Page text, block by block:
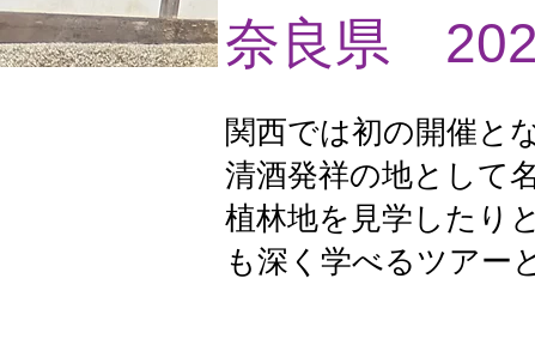
奈良県
関西では初の開催と
清酒発祥の地として
植林地を見学したり
も深く学べるツアー